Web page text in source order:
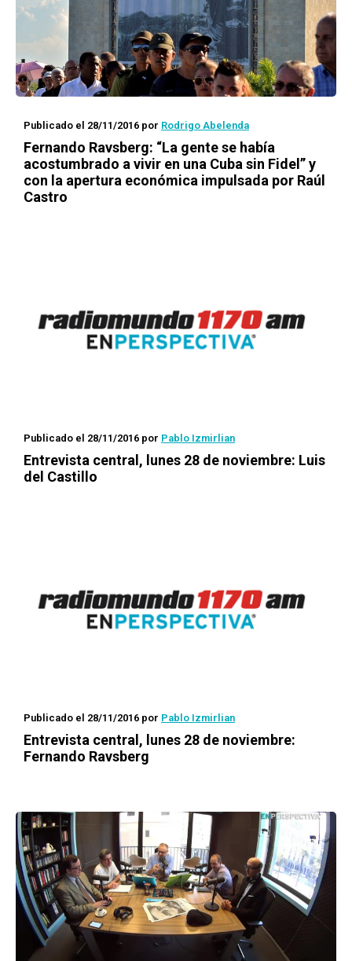
Publicado el 28/11/2016 por Rodrigo Abelenda
Fernando Ravsberg: “La gente se había
acostumbrado a vivir en una Cuba sin Fidel” y
con la apertura económica impulsada por Raúl
Castro
Publicado el 28/11/2016 por Pablo Izmirlian
Entrevista central, lunes 28 de noviembre: Luis
del Castillo
Publicado el 28/11/2016 por Pablo Izmirlian
Entrevista central, lunes 28 de noviembre:
Fernando Ravsberg